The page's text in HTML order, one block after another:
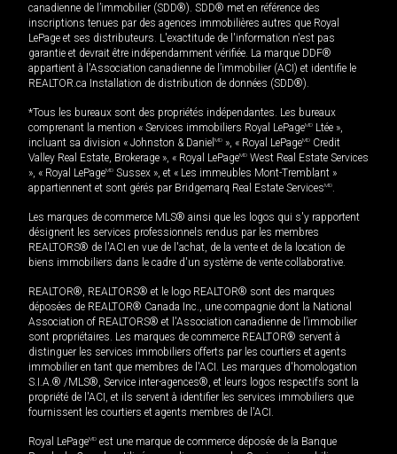
canadienne de l’immobilier (SDD®). SDD® met en référence des
inscriptions tenues par des agences immobilières autres que Royal
LePage et ses distributeurs. L'exactitude de l'information n'est pas
garantie et devrait être indépendamment vérifiée. La marque DDF®
appartient à l'Association canadienne de l’immobilier (ACI) et identifie le
REALTOR.ca Installation de distribution de données (SDD®).
*Tous les bureaux sont des propriétés indépendantes. Les bureaux
comprenant la mention « Services immobiliers Royal LePageMD Ltée »,
incluant sa division « Johnston & Daniel MD », « Royal LePageMD Credit
Valley Real Estate, Brokerage », « Royal LePageMD West Real Estate Services
», « Royal LePageMD Sussex », et « Les immeubles Mont-Tremblant »
appartiennent et sont gérés par Bridgemarq Real Estate ServicesMD.
Les marques de commerce MLS® ainsi que les logos qui s'y rapportent
désignent les services professionnels rendus par les membres
REALTORS® de l'ACI en vue de l'achat, de la vente et de la location de
biens immobiliers dans le cadre d'un système de vente collaborative.
REALTOR®, REALTORS® et le logo REALTOR® sont des marques
déposées de REALTOR® Canada Inc., une compagnie dont la National
Association of REALTORS® et l'Association canadienne de l’immobilier
sont propriétaires. Les marques de commerce REALTOR® servent à
distinguer les services immobiliers offerts par les courtiers et agents
immobilier en tant que membres de l'ACI. Les marques d'homologation
S.I.A.® /MLS®, Service inter-agences®, et leurs logos respectifs sont la
propriété de l'ACI, et ils servent à identifier les services immobiliers que
fournissent les courtiers et agents membres de l'ACI.
Royal LePageMD est une marque de commerce déposée de la Banque